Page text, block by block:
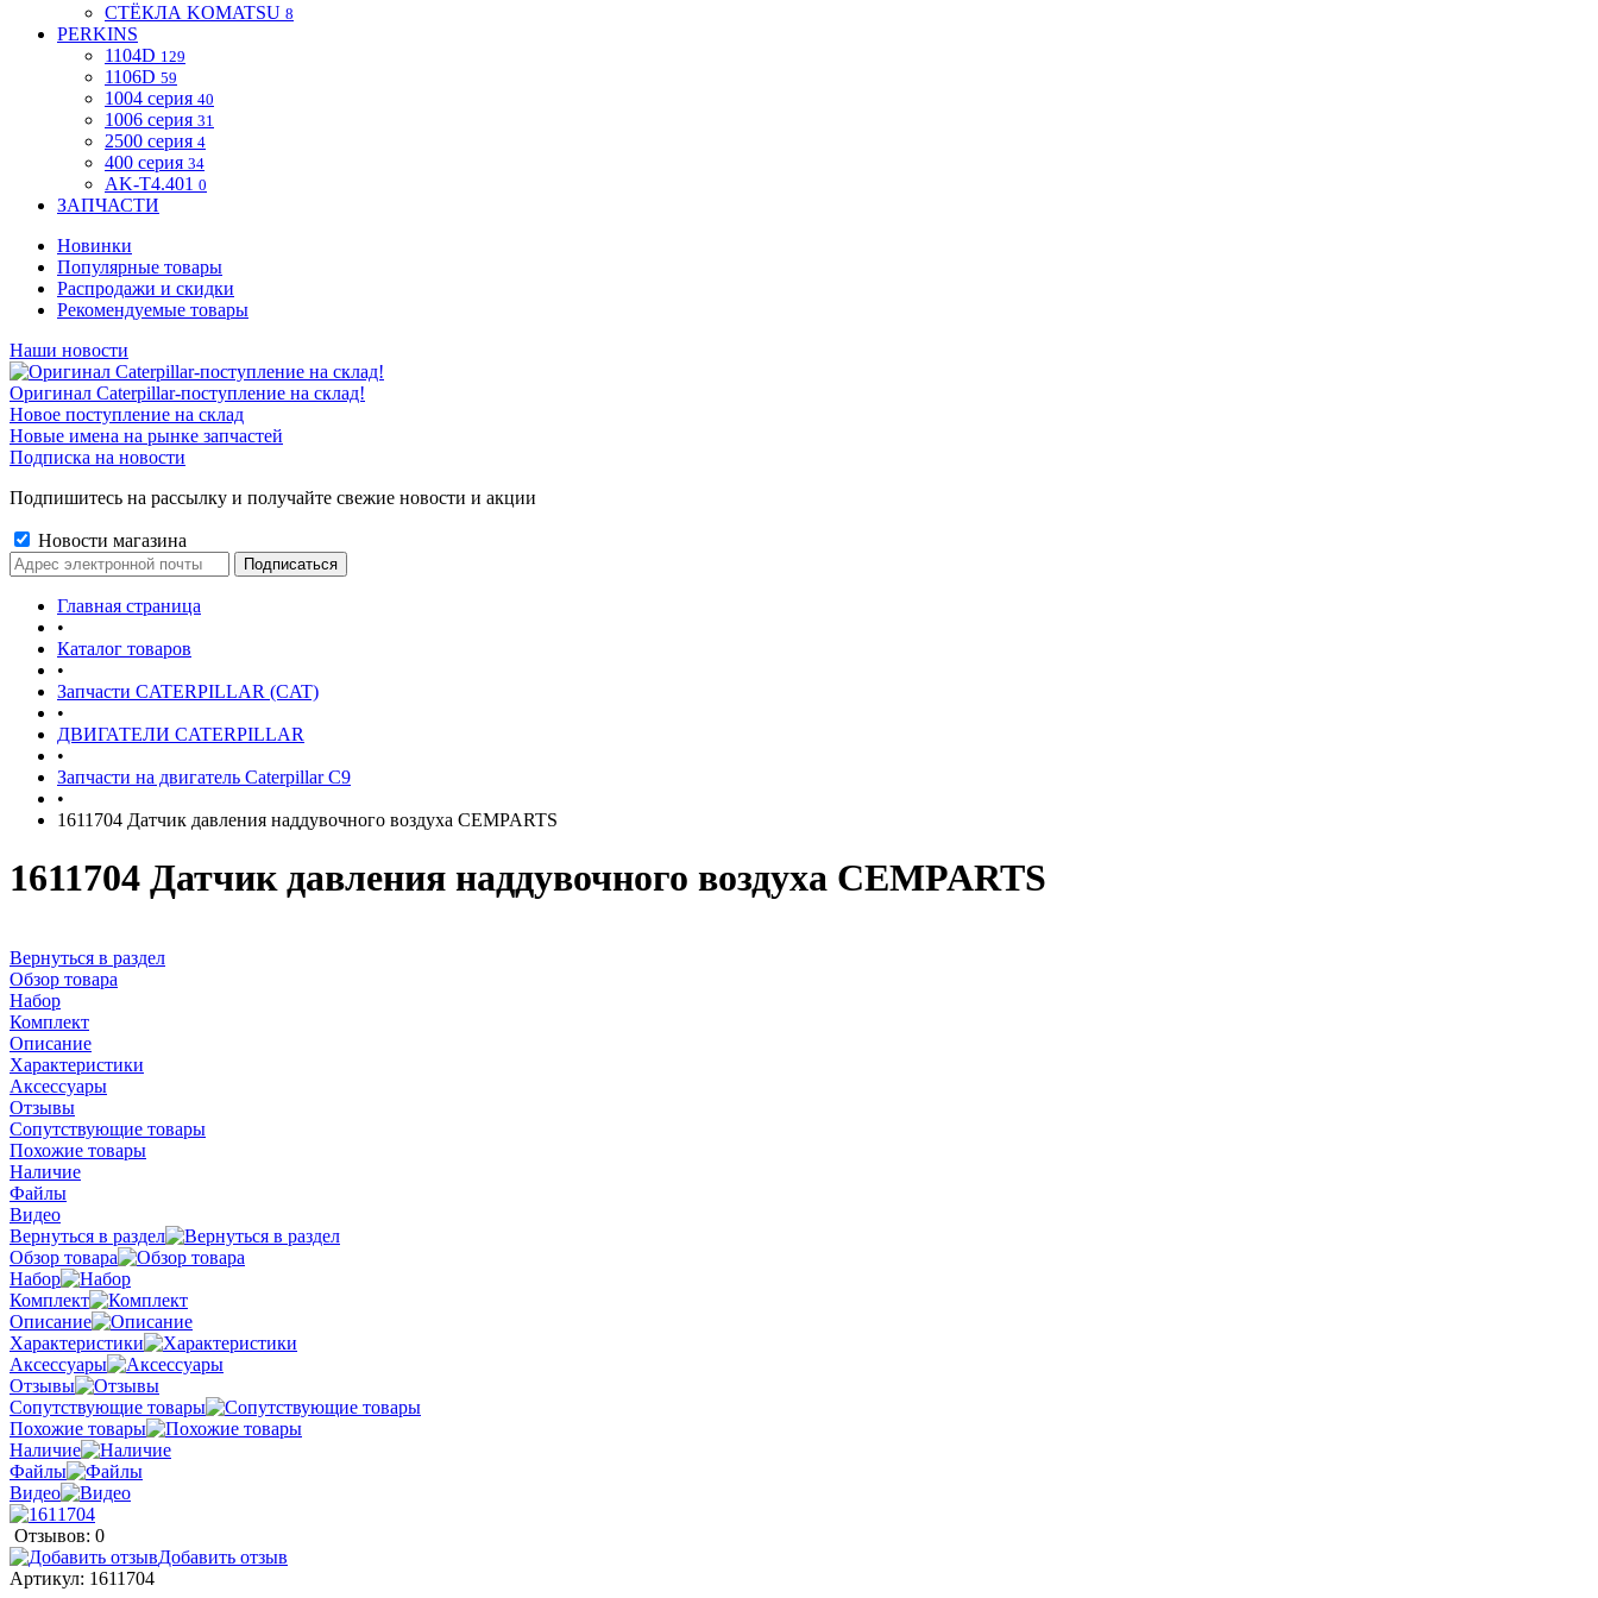
СТЁКЛА KOMATSU 8
PERKINS
1104D 129
1106D 59
1004 серия 40
1006 серия 31
2500 серия 4
400 серия 34
AK-T4.401 0
ЗАПЧАСТИ
Новинки
Популярные товары
Распродажи и скидки
Рекомендуемые товары
Наши новости
Оригинал Caterpillar-поступление на склад!
Новое поступление на склад
Новые имена на рынке запчастей
Подписка на новости
Подпишитесь на рассылку и получайте свежие новости и акции
Новости магазина
Главная страница
•
Каталог товаров
•
Запчасти CATERPILLAR (CAT)
•
ДВИГАТЕЛИ CATERPILLAR
•
Запчасти на двигатель Caterpillar С9
•
1611704 Датчик давления наддувочного воздуха CEMPARTS
1611704 Датчик давления наддувочного воздуха CEMPARTS
Вернуться в раздел
Обзор товара
Набор
Комплект
Описание
Характеристики
Аксессуары
Отзывы
Сопутствующие товары
Похожие товары
Наличие
Файлы
Видео
Вернуться в раздел
Обзор товара
Набор
Комплект
Описание
Характеристики
Аксессуары
Отзывы
Сопутствующие товары
Похожие товары
Наличие
Файлы
Видео
Отзывов: 0
Добавить отзыв
Артикул: 1611704